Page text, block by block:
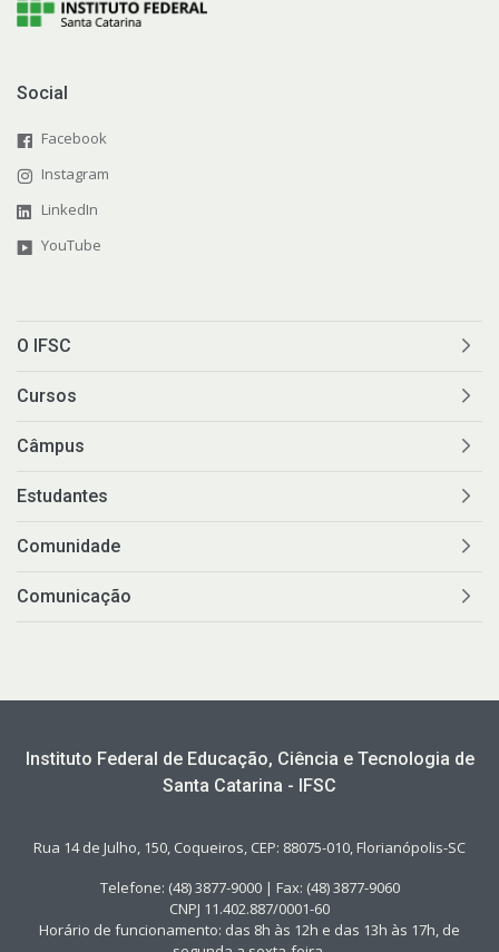
Social
Facebook
Instagram
LinkedIn
YouTube
O IFSC
Cursos
Câmpus
Estudantes
Comunidade
Comunicação
Instituto Federal de Educação, Ciência e Tecnologia de
Santa Catarina - IFSC
Rua 14 de Julho, 150, Coqueiros, CEP: 88075-010, Florianópolis-SC
Telefone: (48) 3877-9000 | Fax: (48) 3877-9060
CNPJ 11.402.887/0001-60
Horário de funcionamento: das 8h às 12h e das 13h às 17h, de